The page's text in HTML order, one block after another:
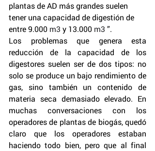
plantas de AD más grandes suelen
tener una capacidad de digestión de
entre 9.000 m3 y 13.000 m3 ”.
Los problemas que genera esta
reducción de la capacidad de los
digestores suelen ser de dos tipos: no
solo se produce un bajo rendimiento de
gas, sino también un contenido de
materia seca demasiado elevado. En
muchas conversaciones con los
operadores de plantas de biogás, quedó
claro que los operadores estaban
haciendo todo bien, pero que al final